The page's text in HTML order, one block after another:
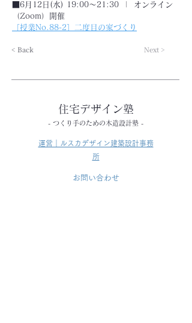
■6月12日(水) 19:00〜21:30  |  オンライン
（Zoom）開催
［授業No.88-2］二度目の家づくり
< Back Next >
住宅デザイン塾
- つくり手のための木造設計塾 -
​運営｜ルスカデザイン建築設計事務
所
​お問い合わせ